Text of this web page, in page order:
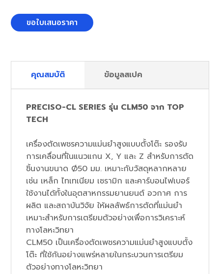
ขอใบเสนอราคา
คุณสมบัติ ข้อมูลสเปค
PRECISO-CL SERIES รุ่น CLM50 จาก TOP
TECH
เครื่องตัดเพชรความแม่นยำสูงแบบตั้งโต๊ะ รองรับ
การเคลื่อนที่ในแนวแกน X, Y และ Z สำหรับการตัด
ชิ้นงานขนาด Ø50 มม. เหมาะกับวัสดุหลากหลาย
เช่น เหล็ก ไทเทเนียม เซรามิก และคาร์บอนไฟเบอร์
ใช้งานได้ทั้งในอุตสาหกรรมยานยนต์ อวกาศ การ
ผลิต และสถาบันวิจัย ให้ผลลัพธ์การตัดที่แม่นยำ
เหมาะสำหรับการเตรียมตัวอย่างเพื่อการวิเคราะห์
ทางโลหะวิทยา
CLM50 เป็นเครื่องตัดเพชรความแม่นยำสูงแบบตั้ง
โต๊ะ ที่ใช้กันอย่างแพร่หลายในกระบวนการเตรียม
ตัวอย่างทางโลหะวิทยา